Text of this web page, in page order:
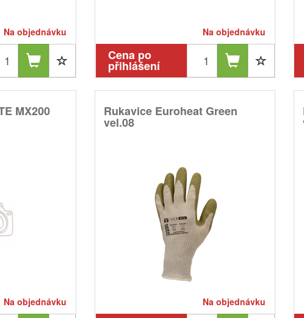
Na objednávku Na objednávku
Cena po
přihlášení
MX200
Na objednávku
Rukavice Euroheat Green
vel.08
Na objednávku